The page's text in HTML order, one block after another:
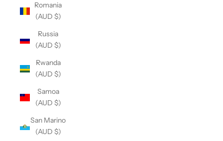
Romania
(AUD $)
Russia
(AUD $)
Rwanda
(AUD $)
Samoa
(AUD $)
San Marino
(AUD $)